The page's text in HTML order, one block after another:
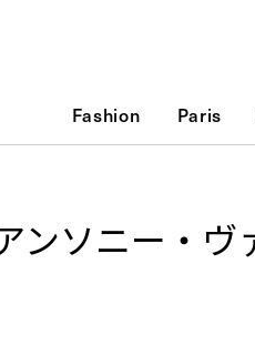
Fashion Paris
ンソニー・ヴ